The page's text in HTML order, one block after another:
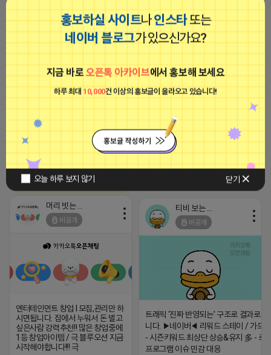
홍보하실 사이트나인스타또는
네이버 블로그가 있으신가요?
지금 바로오픈톡 아카이브에서 홍보해 보세요
하루 최대 10,000건 이상의 홍보글이 올라오고 있습니다!
오늘 하루 보지 않기 닫기
시작해야합니다!!! 극
2026-04-17 10:34
■아이피몬스터■
[아이피몬스터] 전국 최저가 마케팅
용 KT아이피서비스!!
2023-09-06 14:23:39
머리 빗는 네오
비공개
댓글: 0개
비공개
엔터테인먼트 창업 l 모집,관리만 하
시면됩니다. 집에서 누워서 돈 벌고
싶은사람 강력추천!! 많은 창업중에
1등 창업아이템 / 극 블루오션 지금
시작해야합니다!!! 극
비공개
트래픽 ‘진짜 반영되는’ 구조로 결과로
니다. ▶네이버◀ 리워드 스테이 / 가드 /
- 시즌키워드 최상단 상승&유지 多 - 로
프로그램 이슈 민감 대응